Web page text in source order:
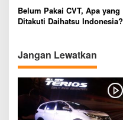
i
o
s
Angkot
Belum Pakai CVT, Apa yang
Ditakuti Daihatsu Indonesia?
Jangan Lewatkan